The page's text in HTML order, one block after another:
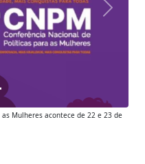
Mulheres acontece de 22 e 23 de